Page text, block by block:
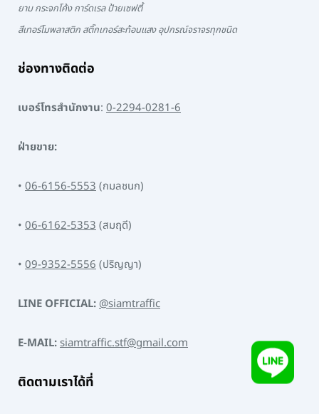
ยาม กระจกโค้ง การ์ดเรล ป้ายเซฟตี้
สีเทอร์โมพลาสติก สติ๊กเกอร์สะท้อนแสง อุปกรณ์จราจรทุกชนิด
ช่องทางติดต่อ
เบอร์โทรสำนักงาน: 0-2294-0281-6
ฝ่ายขาย:
• 06-6156-5553(กมลชนก)
• 06-6162-5353(สมฤดี)
• 09-9352-5556(ปริญญา)
LINE OFFICIAL:@siamtraffic
E-MAIL:siamtraffic.stf@gmail.com
ติดตามเราได้ที่